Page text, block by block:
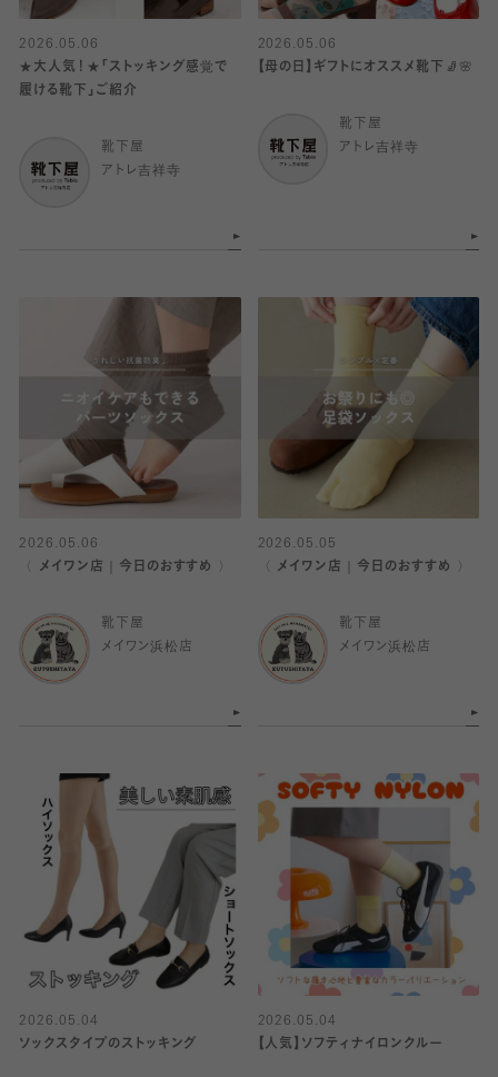
2026.05.06
★大人気！★「ストッキング感覚で
履ける靴下」ご紹介
靴下屋
アトレ吉祥寺
2026.05.06
【母の日】ギフトにオススメ靴下🧦🌸
靴下屋
アトレ吉祥寺
2026.05.06
〈 メイワン店｜今日のおすすめ 〉
靴下屋
メイワン浜松店
2026.05.05
〈 メイワン店｜今日のおすすめ 〉
靴下屋
メイワン浜松店
2026.05.04
ソックスタイプのストッキング
2026.05.04
【人気】ソフティナイロンクルー